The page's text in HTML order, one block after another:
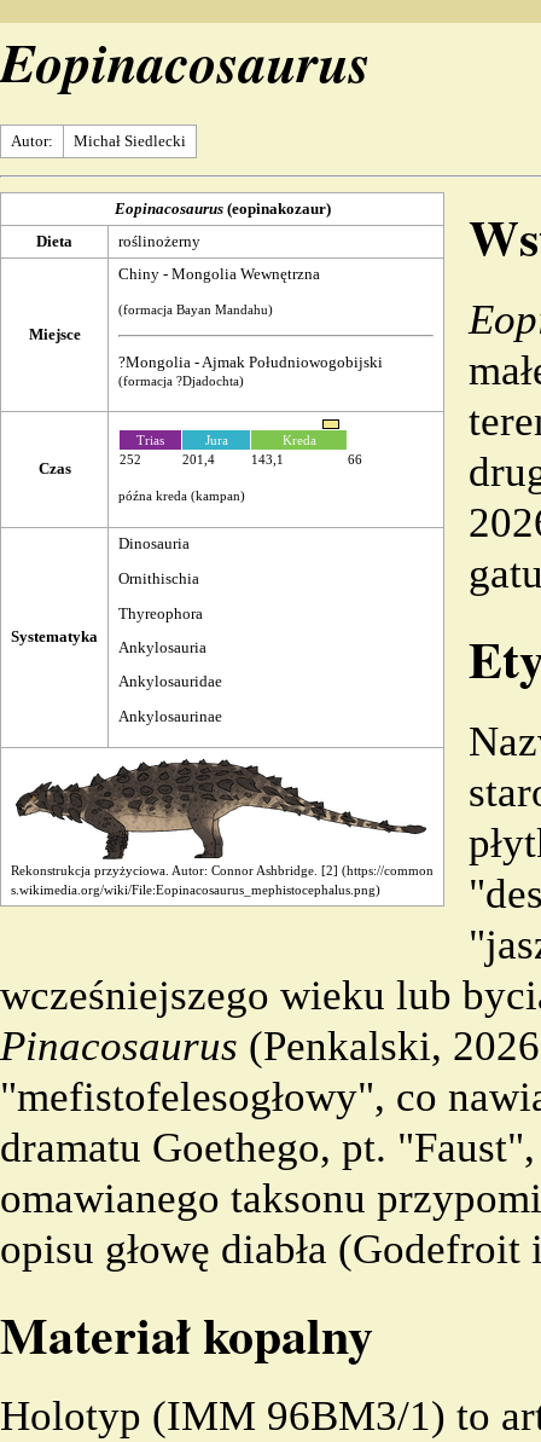
Eopinacosaurus
Autor: Michał Siedlecki
Eopinacosaurus(eopinakozaur)
Dieta
roślinożerny
Miejsce
Chiny - Mongolia Wewnętrzna
(formacja Bayan Mandahu)
?Mongolia - Ajmak Południowogobijski
(formacja ?Djadochta)
Czas
Trias
252
Jura
201,4
Kreda
143,1
66
późna kreda (kampan)
Systematyka
Dinosauria
Ornithischia
Thyreophora
Ankylosauria
Ankylosauridae
Ankylosaurinae
Rekonstrukcja przyżyciowa. Autor: Connor Ashbridge. [2]
wcześniejszego wieku lub
Pinacosaurus (Penkalski,
"mefistofelesogłowy", co
dramatu Goethego, pt.
omawianego taksonu
opisu głowę diabła (Godefroit
Materiał kopalny
Holotyp (IMM 96BM3/1) to